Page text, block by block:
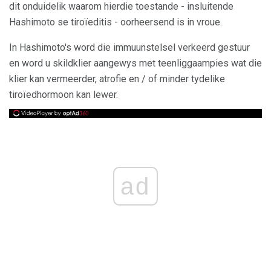
dit onduidelik waarom hierdie toestande - insluitende
Hashimoto se tiroïeditis - oorheersend is in vroue.
In Hashimoto's word die immuunstelsel verkeerd gestuur
en word u skildklier aangewys met teenliggaampies wat die
klier kan vermeerder, atrofie en / of minder tydelike
tiroïedhormoon kan lewer.
ad